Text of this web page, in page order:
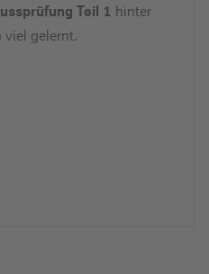
Teil 1 hinter
gelernt.